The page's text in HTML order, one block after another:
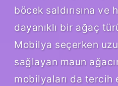
böcek saldırısına ve
dayanıklı bir ağaç
Mobilya seçerken
sağlayan maun
mobilyaları da tercih